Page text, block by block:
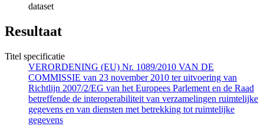
dataset
Resultaat
Titel specificatie
VERORDENING (EU) Nr. 1089/2010 VAN DE
COMMISSIE van 23 november 2010 ter uitvoering van
Richtlijn 2007/2/EG van het Europees Parlement en de Raad
betreffende de interoperabiliteit van verzamelingen ruimtelijke
gegevens en van diensten met betrekking tot ruimtelijke
gegevens